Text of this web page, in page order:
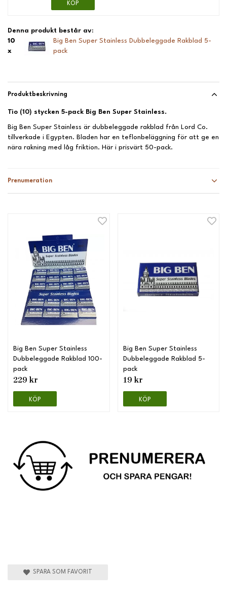
KÖP
Denna produkt består av:
10
x
Big Ben Super Stainless Dubbeleggade Rakblad 5-
pack
Produktbeskrivning
Prenumeration
Tio (10) stycken 5-pack Big Ben Super Stainless.
Big Ben Super Stainless är dubbeleggade rakblad från Lord Co.
tillverkade i Egypten. Bladen har en teflonbeläggning för att ge en
nära rakning med låg friktion. Här i prisvärt 50-pack.
Big Ben Super Stainless
Dubbeleggade Rakblad 100-
pack
229 kr
KÖP
Big Ben Super Stainless
Dubbeleggade Rakblad 5-
pack
19 kr
KÖP
SPARA SOM FAVORIT